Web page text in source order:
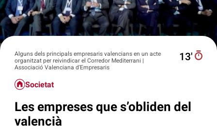
Alguns dels principals empresaris valencians en un acte
organitzat per reivindicar el Corredor Mediterrani |
Associació Valenciana d'Empresaris
13′
Societat
Les empreses que s’obliden del
valencià